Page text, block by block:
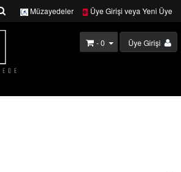
Müzayedeler Üye Girişi veya Yeni Üye
Üye Girişi
- 0